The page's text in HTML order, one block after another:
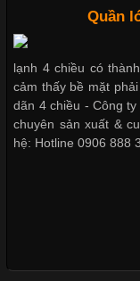
Vải thun là một
nhất trong ngành
thoải mái khi mặc.
vải thun luôn đóng
Hiện nay, nhu cầu
Quần
lạnh 4 chiều có
cảm thấy bề mặt
dãn 4 chiều - Công
chuyên sản xuất &
hệ: Hotline 0906 888